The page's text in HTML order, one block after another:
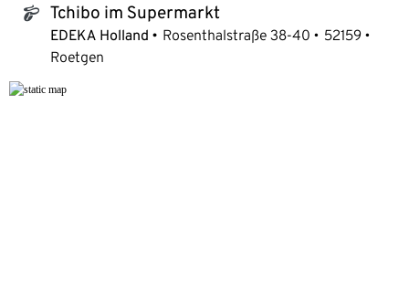
tchibo_logo Tchibo im Supermarkt
EDEKA Holland Rosenthalstraße 38-40
52159
Roetgen